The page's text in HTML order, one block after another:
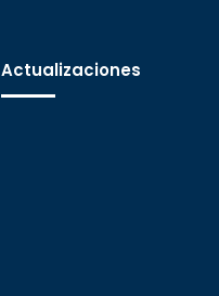
Actualizaciones